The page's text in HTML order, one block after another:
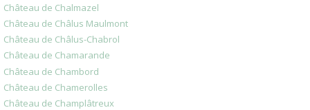
Château de Chalmazel
Château de Châlus Maulmont
Château de Châlus-Chabrol
Château de Chamarande
Château de Chambord
Château de Chamerolles
Château de Champlâtreux